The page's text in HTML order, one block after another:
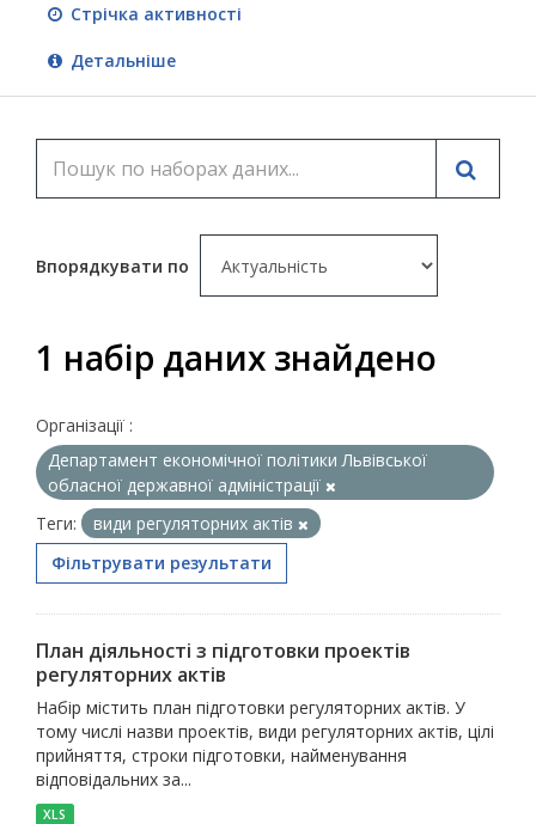
Стрічка активності
Детальніше
Впорядкувати по
1 набір даних знайдено
Організації :
Департамент економічної політики Львівської
обласної державної адміністрації
Теги:
види регуляторних актів
Фільтрувати результати
План діяльності з підготовки проектів
регуляторних актів
Набір містить план підготовки регуляторних актів. У
тому числі назви проектів, види регуляторних актів, цілі
прийняття, строки підготовки, найменування
відповідальних за...
XLS